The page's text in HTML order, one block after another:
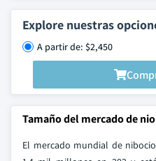
Explore nuestras
A partir de: $2,450
Tamaño del mercado de
El mercado mundial de